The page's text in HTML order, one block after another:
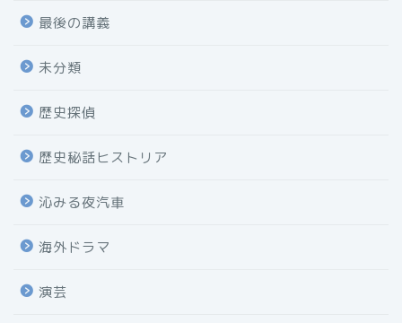
最後の講義
未分類
歴史探偵
歴史秘話ヒストリア
沁みる夜汽車
海外ドラマ
演芸